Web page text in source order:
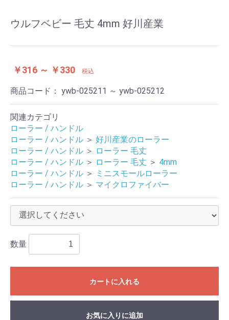
ウルフベビー 毛丈 4mm 好川産業
￥316 ～ ￥330 税込
商品コード： ywb-025211 ～ ywb-025212
関連カテゴリ
ローラー / ハンドル
ローラー / ハンドル ＞ 好川産業のローラー
ローラー / ハンドル ＞ ローラー 毛丈
ローラー / ハンドル ＞ ローラー 毛丈 ＞ 4mm
ローラー / ハンドル ＞
ミニスモールローラー
ローラー / ハンドル ＞ マイクロファイバー
数量
カートに入れる
お気に入りに追加